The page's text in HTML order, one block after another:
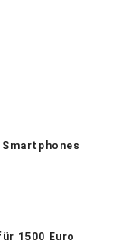
1500 Euro